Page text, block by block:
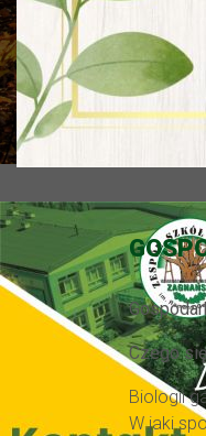
Czego
Biologii
W jaki